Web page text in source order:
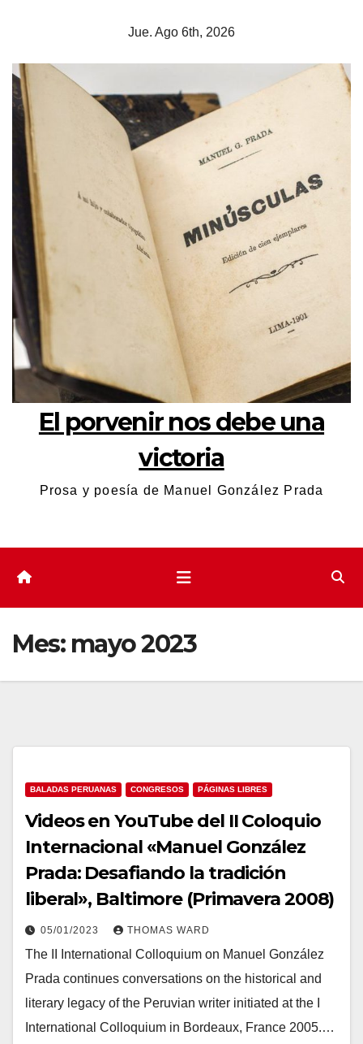
Jue. Ago 6th, 2026
El porvenir nos debe una
victoria
Prosa y poesía de Manuel González Prada
Mes: mayo 2023
BALADAS PERUANAS CONGRESOS PÁGINAS LIBRES
Videos en YouTube del II Coloquio
Internacional «Manuel González
Prada: Desafiando la tradición
liberal», Baltimore (Primavera 2008)
05/01/2023 THOMAS WARD
The II International Colloquium on Manuel González
Prada continues conversations on the historical and
literary legacy of the Peruvian writer initiated at the I
International Colloquium in Bordeaux, France 2005.…